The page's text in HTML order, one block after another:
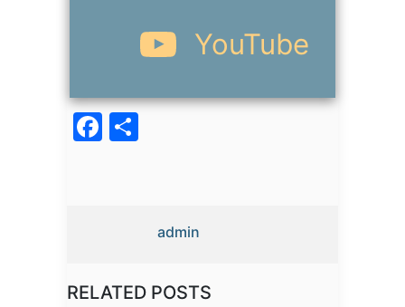
YouTube
Facebook
admin
RELATED POSTS